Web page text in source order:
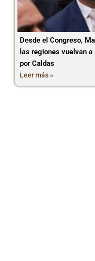
Desde el Congreso,
las regiones vuelvan
por Caldas
Leer más »